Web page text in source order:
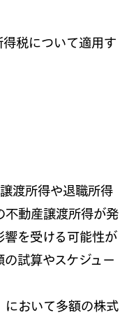
税について適用す
渡所得や退職所得
不動産譲渡所得が発
響を受ける可能性が
試算やスケジュー
において多額の株式